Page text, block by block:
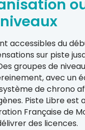
accessibles du
sur piste
groupes de
avec un
de chrono
Piste Libre est
Française de
des licences.